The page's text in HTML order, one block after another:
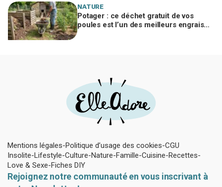
NATURE
Potager : ce déchet gratuit de vos
poules est l’un des meilleurs engrais
Mentions légales Politique d’usage des cookies CGU
Insolite Lifestyle Culture Nature Famille Cuisine Recettes
Love & Sexe Fiches DIY
Rejoignez notre communauté en vous inscrivant à